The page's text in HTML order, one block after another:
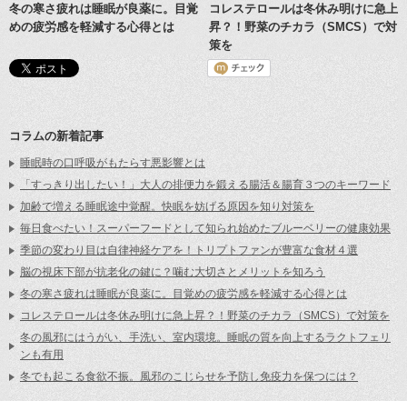
冬の寒さ疲れは睡眠が良薬に。目覚
めの疲労感を軽減する心得とは
コレステロールは冬休み明けに急上
昇？！野菜のチカラ（SMCS）で対
策を
コラムの新着記事
睡眠時の口呼吸がもたらす悪影響とは
「すっきり出したい！」大人の排便力を鍛える腸活＆腸育３つのキーワード
加齢で増える睡眠途中覚醒。快眠を妨げる原因を知り対策を
毎日食べたい！スーパーフードとして知られ始めたブルーベリーの健康効果
季節の変わり目は自律神経ケアを！トリプトファンが豊富な食材４選
脳の視床下部が抗老化の鍵に？噛む大切さとメリットを知ろう
冬の寒さ疲れは睡眠が良薬に。目覚めの疲労感を軽減する心得とは
コレステロールは冬休み明けに急上昇？！野菜のチカラ（SMCS）で対策を
冬の風邪にはうがい、手洗い、室内環境。睡眠の質を向上するラクトフェリ
ンも有用
冬でも起こる食欲不振。風邪のこじらせを予防し免疫力を保つには？